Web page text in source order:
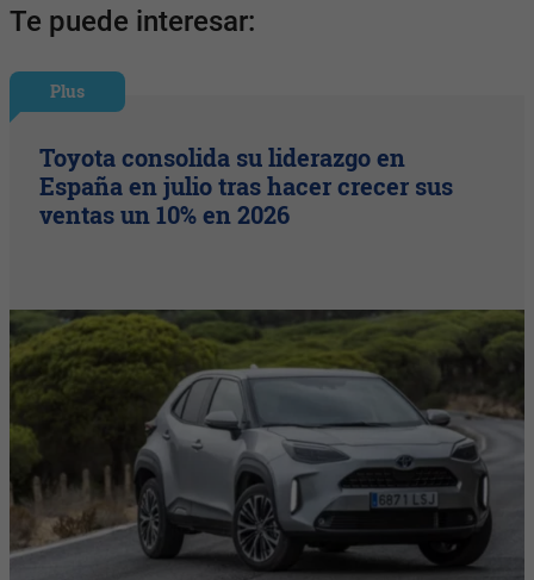
Te puede interesar:
Plus
Toyota consolida su liderazgo en
España en julio tras hacer crecer sus
ventas un 10% en 2026